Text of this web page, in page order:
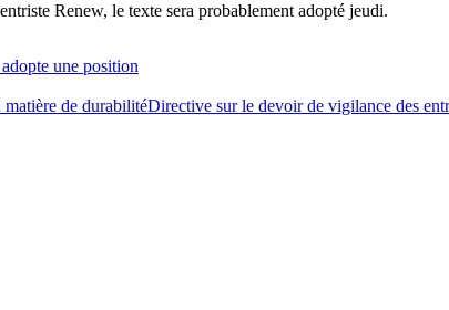
Renew, le texte sera probablement adopté jeudi.
une position
de durabilitéDirective sur le devoir de vigilance des